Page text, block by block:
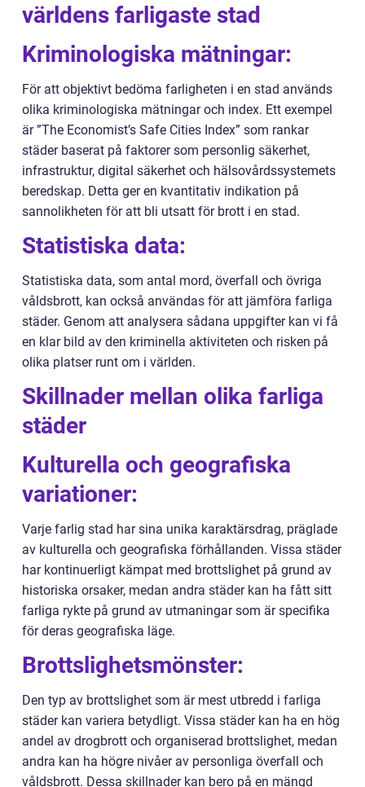
världens farligaste stad
Kriminologiska mätningar:
För att objektivt bedöma farligheten i en stad används
olika kriminologiska mätningar och index. Ett exempel
är ”The Economist’s Safe Cities Index” som rankar
städer baserat på faktorer som personlig säkerhet,
infrastruktur, digital säkerhet och hälsovårdssystemets
beredskap. Detta ger en kvantitativ indikation på
sannolikheten för att bli utsatt för brott i en stad.
Statistiska data:
Statistiska data, som antal mord, överfall och övriga
våldsbrott, kan också användas för att jämföra farliga
städer. Genom att analysera sådana uppgifter kan vi få
en klar bild av den kriminella aktiviteten och risken på
olika platser runt om i världen.
Skillnader mellan olika farliga
städer
Kulturella och geografiska
variationer:
Varje farlig stad har sina unika karaktärsdrag, präglade
av kulturella och geografiska förhållanden. Vissa städer
har kontinuerligt kämpat med brottslighet på grund av
historiska orsaker, medan andra städer kan ha fått sitt
farliga rykte på grund av utmaningar som är specifika
för deras geografiska läge.
Brottslighetsmönster:
Den typ av brottslighet som är mest utbredd i farliga
städer kan variera betydligt. Vissa städer kan ha en hög
andel av drogbrott och organiserad brottslighet, medan
andra kan ha högre nivåer av personliga överfall och
våldsbrott. Dessa skillnader kan bero på en mängd